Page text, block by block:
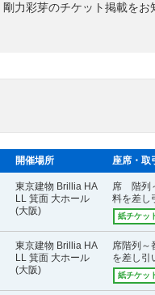
剛力彩芽のチケット掲載をお
開催場所 座席・取
東京建物 Brillia HA
LL 箕面 大ホール
(大阪)
席 階列
料を差し
紙チケッ
東京建物 Brillia HA
LL 箕面 大ホール
(大阪)
席階列
を差し引
紙チケッ